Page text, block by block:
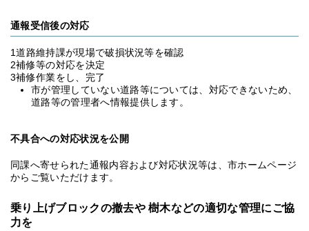
通報受信後の対応
1道路維持課が現場で破損状況等を確認
2補修等の対応を決定
3補修作業をし、完了
市が管理していない道路等については、対応できないため、
道路等の管理者へ情報提供します。
不具合への対応状況を公開
同課へ寄せられた通報内容および対応状況等は、市ホームページ
からご覧いただけます。
乗り上げブロックの撤去や 樹木などの適切な管理にご協
力を